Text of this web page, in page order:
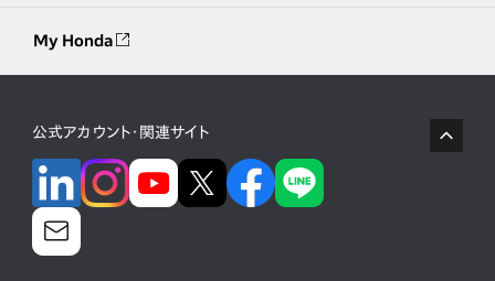
My Honda
公式アカウント・関連サイト